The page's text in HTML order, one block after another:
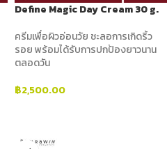
Define Magic Day Cream 30 g.
ครีมเพื่อผิวอ่อนวัย ชะลอการเกิดริ้ว
รอย พร้อมได้รับการปกป้องยาวนาน
ตลอดวัน
฿2,500.00